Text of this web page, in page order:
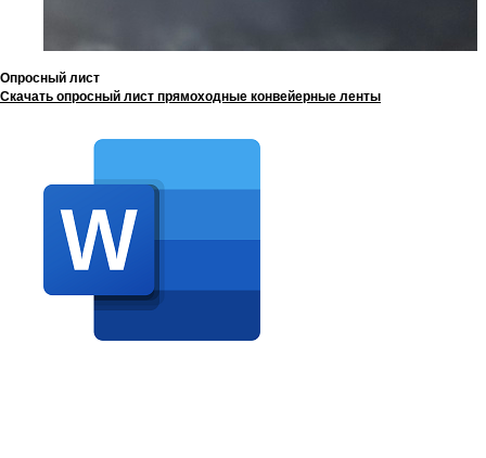
Опросный лист
Скачать опросный лист прямоходные конвейерные ленты